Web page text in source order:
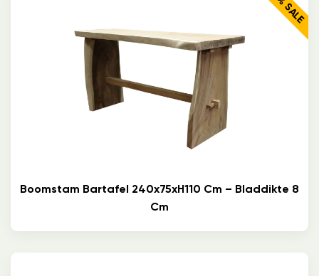
Boomstam Bartafel 240x75xH110 Cm – Bladdikte 8
Cm